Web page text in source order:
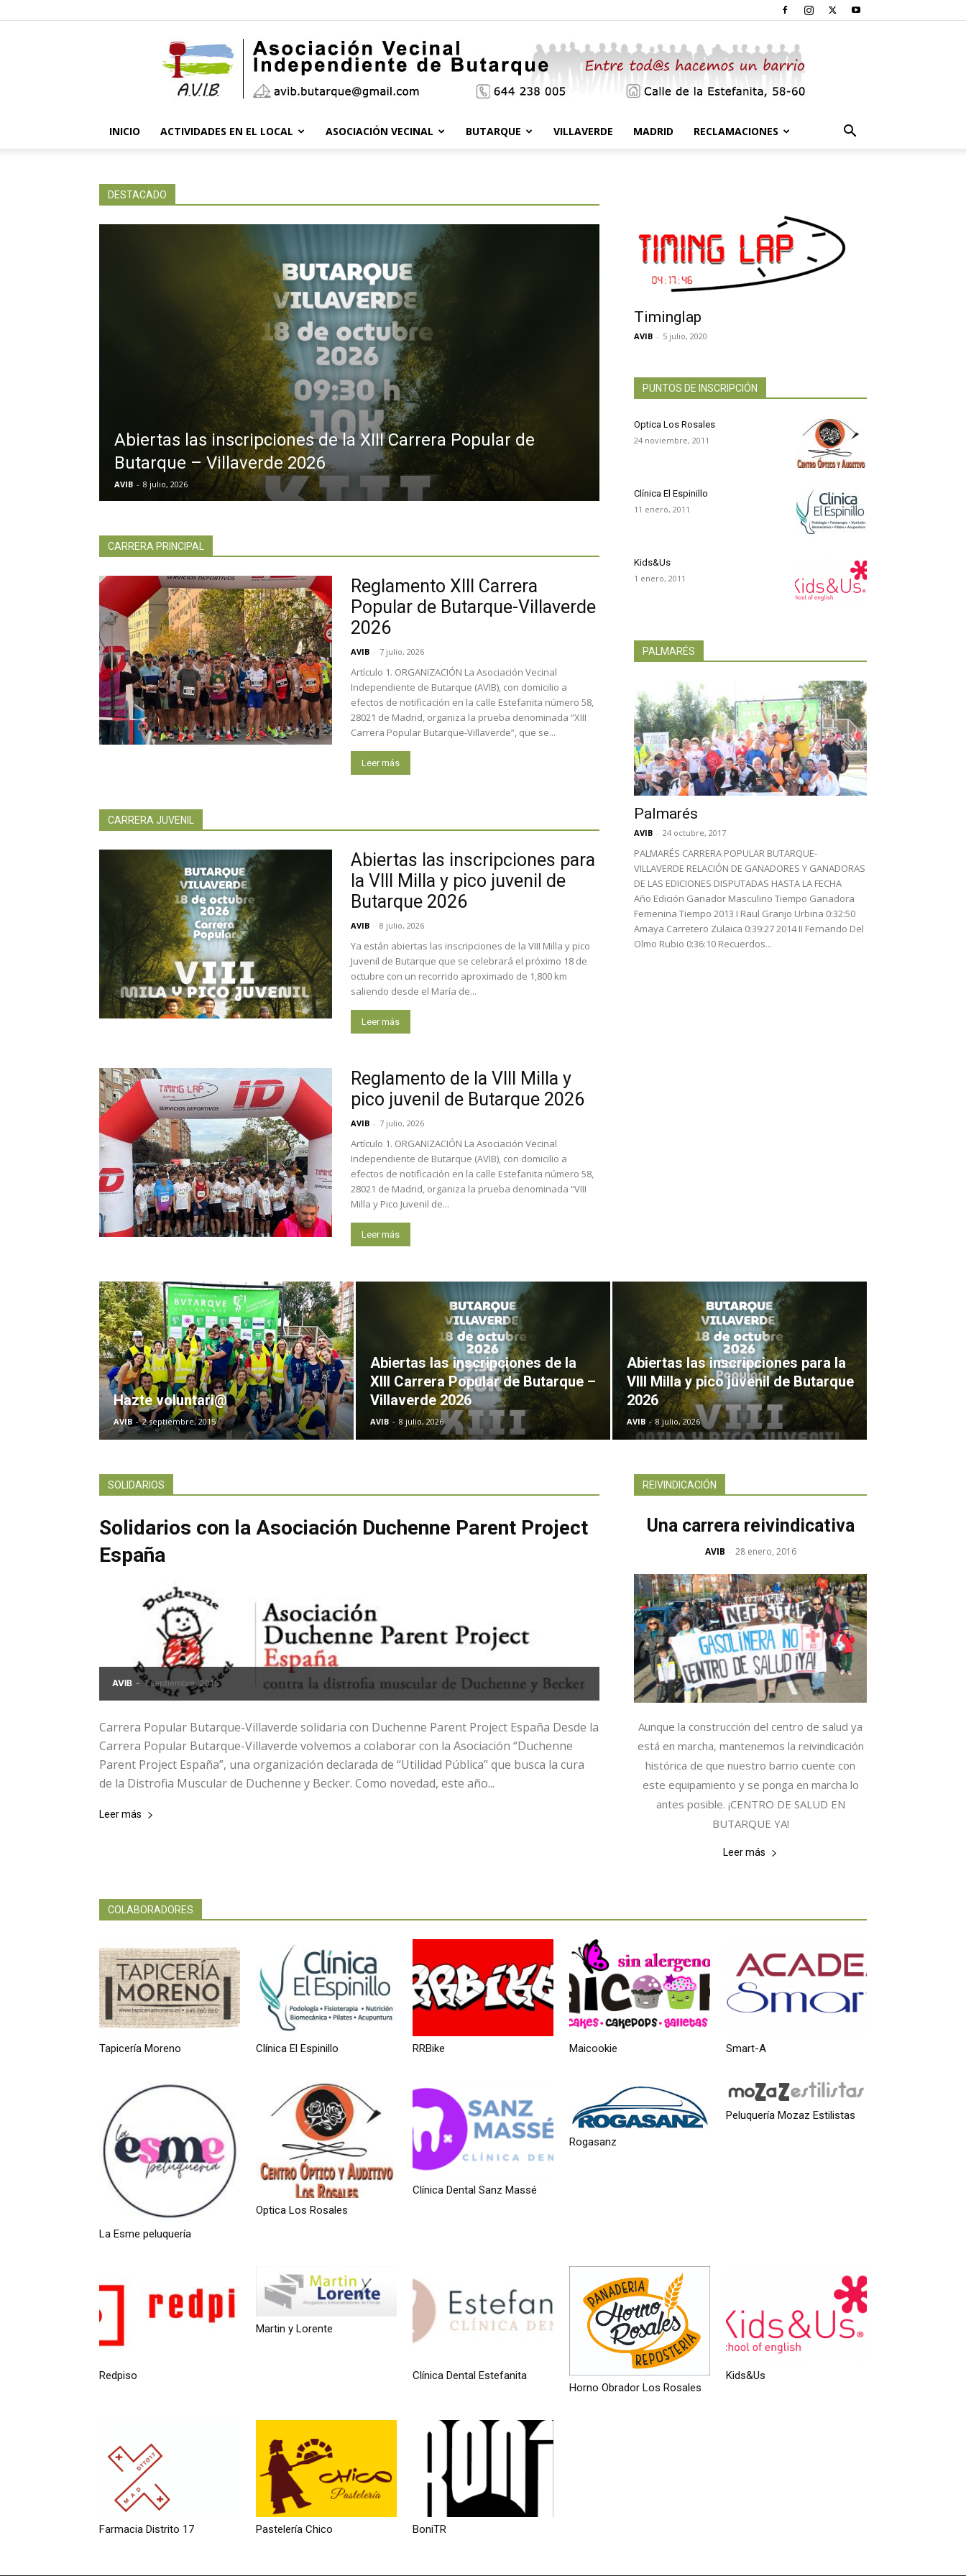
de
INICIO ACTIVIDADES EN EL LOCAL ASOCIACIÓN VECINAL BUTARQUE VILLAVERDE MADRID RECLAMACIONES
DESTACADO
Abiertas las inscripciones de la XIII Carrera Popular de
Butarque – Villaverde 2026
AVIB - 8 julio, 2026
CARRERA PRINCIPAL
Reglamento XIII Carrera
Popular de Butarque-Villaverde
2026
AVIB - 7 julio, 2026
Artículo 1. ORGANIZACIÓN La Asociación Vecinal
Independiente de Butarque (AVIB), con domicilio a
efectos de notificación en la calle Estefanita número 58,
28021 de Madrid, organiza la prueba denominada “XIII
Carrera Popular Butarque-Villaverde”, que se...
Leer más
CARRERA JUVENIL
Abiertas las inscripciones para
la VIII Milla y pico juvenil de
Butarque 2026
AVIB - 8 julio, 2026
Ya están abiertas las inscripciones de la VIII Milla y pico
Juvenil de Butarque que se celebrará el próximo 18 de
octubre con un recorrido aproximado de 1,800 km
saliendo desde el María de...
Leer más
Reglamento de la VIII Milla y
pico juvenil de Butarque 2026
AVIB - 7 julio, 2026
Artículo 1. ORGANIZACIÓN La Asociación Vecinal
Independiente de Butarque (AVIB), con domicilio a
efectos de notificación en la calle Estefanita número 58,
28021 de Madrid, organiza la prueba denominada “VIII
Milla y Pico Juvenil de...
Leer más
Timinglap
AVIB - 5 julio, 2020
PUNTOS DE INSCRIPCIÓN
Optica Los Rosales
24 noviembre, 2011
Clínica El Espinillo
11 enero, 2011
Kids&Us
1 enero, 2011
PALMARÉS
Palmarés
AVIB - 24 octubre, 2017
PALMARÉS CARRERA POPULAR BUTARQUE-
VILLAVERDE RELACIÓN DE GANADORES Y GANADORAS
DE LAS EDICIONES DISPUTADAS HASTA LA FECHA
Año Edición Ganador Masculino Tiempo Ganadora
Femenina Tiempo 2013 I Raul Granjo Urbina 0:32:50
Amaya Carretero Zulaica 0:39:27 2014 II Fernando Del
Olmo Rubio 0:36:10 Recuerdos...
Hazte voluntari@
AVIB - 2 septiembre, 2015
Abiertas las inscripciones de la
XIII Carrera Popular de Butarque –
Villaverde 2026
AVIB - 8 julio, 2026
Abiertas las inscripciones para la
VIII Milla y pico juvenil de Butarque
2026
AVIB - 8 julio, 2026
SOLIDARIOS
Solidarios con la Asociación Duchenne Parent Project
España
AVIB - 1 septiembre, 2015
Carrera Popular Butarque-Villaverde solidaria con Duchenne Parent Project España Desde la
Carrera Popular Butarque-Villaverde volvemos a colaborar con la Asociación “Duchenne
Parent Project España”, una organización declarada de “Utilidad Pública” que busca la cura
de la Distrofia Muscular de Duchenne y Becker. Como novedad, este año...
Leer más
REIVINDICACIÓN
Una carrera reivindicativa
AVIB - 28 enero, 2016
Aunque la construcción del centro de salud ya
está en marcha, mantenemos la reivindicación
histórica de que nuestro barrio cuente con
este equipamiento y se ponga en marcha lo
antes posible. ¡CENTRO DE SALUD EN
BUTARQUE YA!
Leer más
COLABORADORES
Tapicería Moreno Clínica El Espinillo RRBike Maicookie Smart-A
La Esme peluquería
Optica Los Rosales
Clínica Dental Sanz Massé
Rogasanz
Peluquería Mozaz Estilistas
Redpiso
Martin y Lorente
Clínica Dental Estefanita
Horno Obrador Los Rosales
Kids&Us
Farmacia Distrito 17 Pastelería Chico BoniTR